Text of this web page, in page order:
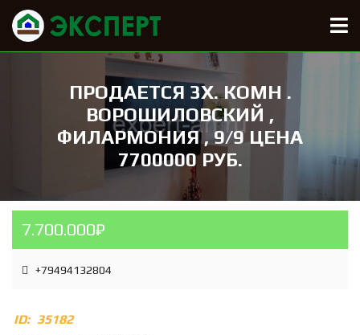
ПРОДАЕТСЯ 3Х. КОМН .
ВОРОШИЛОВСКИЙ ,
ФИЛАРМОНИЯ , 9/9 ЦЕНА
7700000 РУБ.
7.700.000₽
+79494132804
ID: 35182